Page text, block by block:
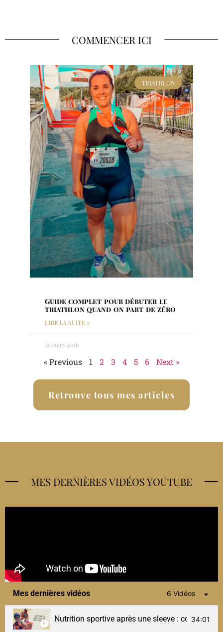
COMMENCER ICI
TRIATHLON
Guide complet pour débuter le
triathlon quand on part de zéro
LIRE LA SUITE »
12 mars 2026
« Previous 1 2 3 4 5 6 Next »
Retrouve tous mes articles
MES DERNIÈRES VIDÉOS YOUTUBE
Mes dernières vidéos 6 Vidéos
Nutrition sportive après une sleeve : comment
34:01